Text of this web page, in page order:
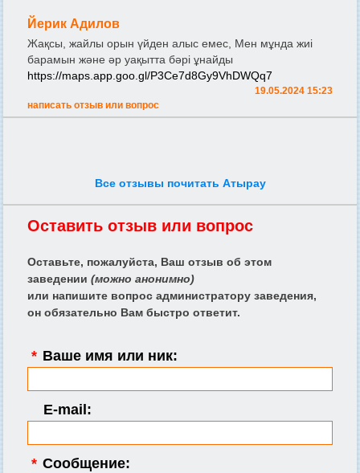
Йерик Адилов
Жақсы, жайлы орын үйден алыс емес, Мен мұнда жиі
барамын және әр уақытта бәрі ұнайды
https://maps.app.goo.gl/P3Ce7d8Gy9VhDWQq7
19.05.2024 15:23
написать отзыв или вопрос
Все отзывы почитать Атырау
Оставить отзыв или вопрос
Оставьте, пожалуйста, Ваш отзыв об этом
заведении (можно анонимно)
или напишите вопрос администратору заведения,
он обязательно Вам быстро ответит.
* Ваше имя или ник:
E-mail:
* Сообщение: